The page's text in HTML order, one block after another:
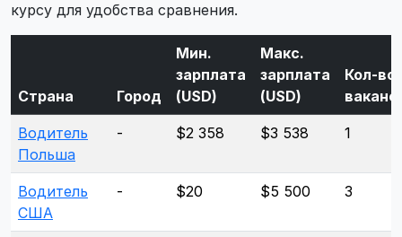
курсу для удобства сравнения.
Страна Город
Мин.
зарплата
(USD)
Макс.
зарплата
(USD)
Кол-во
Водитель
Польша
- $2 358 $3 538 1
Водитель
США
- $20 $5 500 3